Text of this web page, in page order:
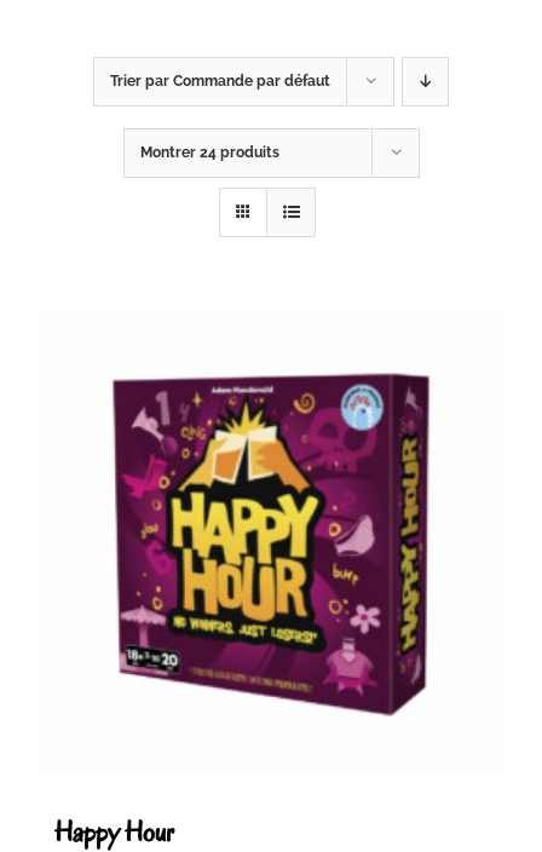
Trier par Commande par défaut
Montrer 24 produits
Happy Hour